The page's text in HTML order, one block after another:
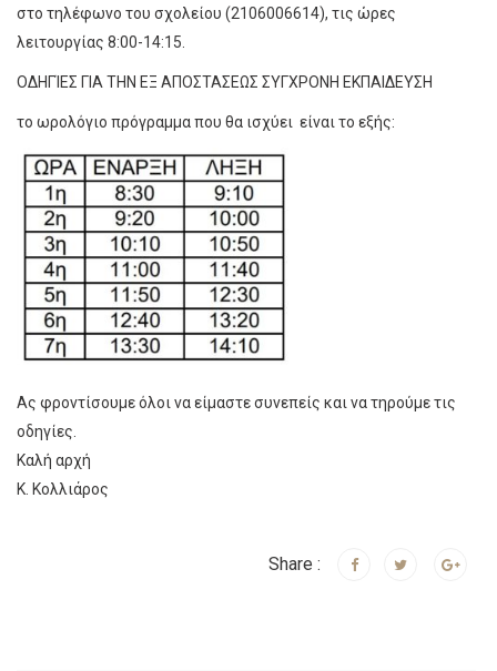
στο τηλέφωνο του σχολείου (2106006614), τις ώρες
λειτουργίας 8:00-14:15.
ΟΔΗΓΊΕΣ ΓΙΑ ΤΗΝ ΕΞ ΑΠΟΣΤΑΣΕΩΣ ΣΥΓΧΡΟΝΗ ΕΚΠΑΙΔΕΥΣΗ
το ωρολόγιο πρόγραμμα που θα ισχύει είναι το εξής:
Ας φροντίσουμε όλοι να είμαστε συνεπείς και να τηρούμε τις
οδηγίες.
Καλή αρχή
Κ. Κολλιάρος
Share :